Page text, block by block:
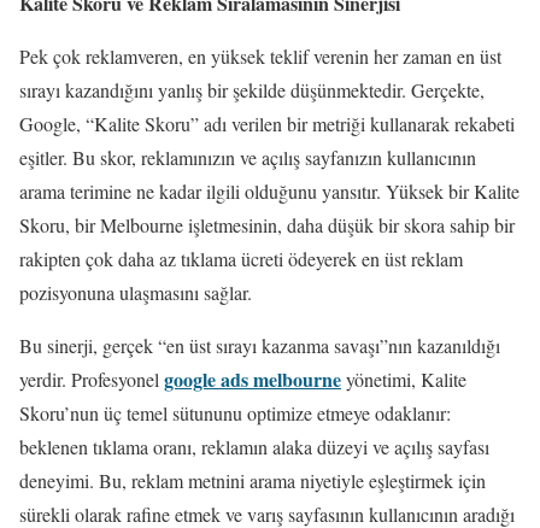
Pek çok reklamveren, en yüksek teklif verenin her zaman en üst
sırayı kazandığını yanlış bir şekilde düşünmektedir. Gerçekte,
Google, “Kalite Skoru” adı verilen bir metriği kullanarak rekabeti
eşitler. Bu skor, reklamınızın ve açılış sayfanızın kullanıcının
arama terimine ne kadar ilgili olduğunu yansıtır. Yüksek bir Kalite
Skoru, bir Melbourne işletmesinin, daha düşük bir skora sahip bir
rakipten çok daha az tıklama ücreti ödeyerek en üst reklam
pozisyonuna ulaşmasını sağlar.
Bu sinerji, gerçek “en üst sırayı kazanma savaşı”nın kazanıldığı
yerdir. Profesyonel google ads melbourneyönetimi, Kalite
Skoru’nun üç temel sütununu optimize etmeye odaklanır:
beklenen tıklama oranı, reklamın alaka düzeyi ve açılış sayfası
deneyimi. Bu, reklam metnini arama niyetiyle eşleştirmek için
sürekli olarak rafine etmek ve varış sayfasının kullanıcının aradığı